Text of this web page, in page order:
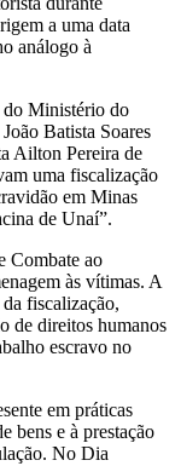
a uma data
análogo à
do Ministério do
Batista Soares
Ailton Pereira de
uma fiscalização
em Minas
de Unaí”.
Combate ao
às vítimas. A
fiscalização,
de direitos humanos
escravo no
em práticas
bens e à prestação
No Dia